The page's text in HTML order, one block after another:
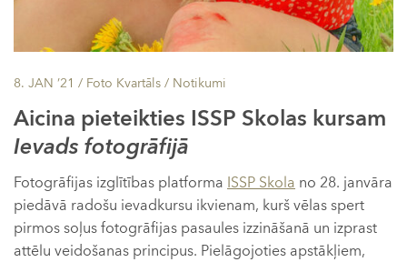
8. JAN ’21 / Foto Kvartāls / Notikumi
Aicina pieteikties ISSP Skolas kursam
Ievads fotogrāfijā
Fotogrāfijas izglītības platforma ISSP Skola no 28. janvāra
piedāvā radošu ievadkursu ikvienam, kurš vēlas spert
pirmos soļus fotogrāfijas pasaules izzināšanā un izprast
attēlu veidošanas principus. Pielāgojoties apstākļiem,